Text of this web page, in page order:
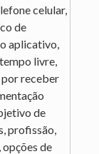
celular,
de
aplicativo,
livre,
receber
de
profissão,
de